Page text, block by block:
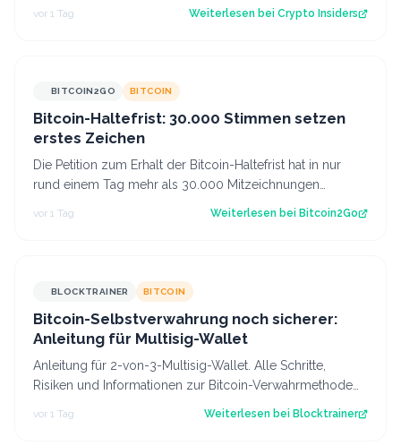
vor 1 Tag Weiterlesen bei Crypto Insiders
BITCOIN2GO BITCOIN
Bitcoin-Haltefrist: 30.000 Stimmen setzen
erstes Zeichen
Die Petition zum Erhalt der Bitcoin-Haltefrist hat in nur
rund einem Tag mehr als 30.000 Mitzeichnungen
vor 1 Tag Weiterlesen bei Bitcoin2Go
BLOCKTRAINER BITCOIN
Bitcoin-Selbstverwahrung noch sicherer:
Anleitung für Multisig-Wallet
Anleitung für 2-von-3-Multisig-Wallet. Alle Schritte,
Risiken und Informationen zur Bitcoin-Verwahrmethode
vor 1 Tag Weiterlesen bei Blocktrainer